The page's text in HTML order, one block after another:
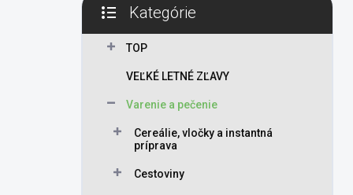
Preskočiť kategórie
Kategórie
TOP
VEĽKÉ LETNÉ ZĽAVY
Varenie a pečenie
Cereálie, vločky a instantná
príprava
Cestoviny